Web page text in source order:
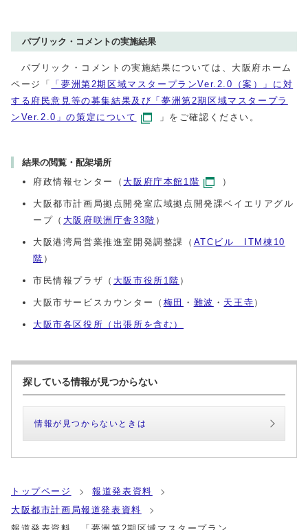
パブリック・コメントの実施結果
パブリック・コメントの実施結果については、大阪府ホーム
ページ「
「夢洲第2期区域マスタープランVer.2.0（案）」に対
する府民意見等の募集結果及び「夢洲第2期区域マスタープラ
ンVer.2.0」の策定について
」をご確認ください。
結果の閲覧・配架場所
府政情報センター（ 大阪府庁本館1階 ）
大阪都市計画局拠点開発室広域拠点開発課ベイエリアグル
ープ（ 大阪府咲洲庁舎33階 ）
大阪港湾局営業推進室開発調整課（ ATCビル ITM棟10
階 ）
市民情報プラザ（ 大阪市役所1階 ）
大阪市サービスカウンター（ 梅田 ・ 難波 ・ 天王寺 ）
大阪市各区役所（出張所を含む）
探している情報が見つからない
情報が見つからないときは
トップページ
報道発表資料
大阪都市計画局報道発表資料